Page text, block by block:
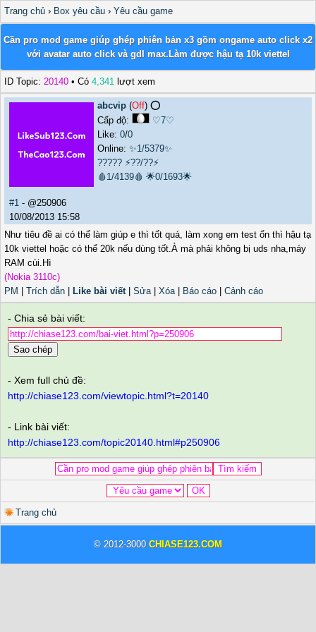
Trang chủ › Box yêu cầu › Yêu cầu game
Cần pro mod game giúp ghép phiên bản x3 gồm ongame auto click x2
với avatar auto click và gdl max.Làm được hậu tạ 10k viettel
ID Topic: 20140 • Có 4,341 lượt xem
abcvip (Off) ⭕️
Cấp độ:
♡7♡
Like: 0/0
Online: ✨1/5379✨
????? ⚡??/??⚡
🩸1/4139🩸 🌟0/1693🌟
#1 - @250906
10/08/2013 15:58
Như tiêu đề ai có thể làm giúp e thì tốt quá, làm xong em test ổn thì hậu tạ
10k viettel hoặc có thể 20k nếu dùng tốt.À mà phải không bị uds nha,máy
RAM cùi.Hì
(Nokia 3110c)
PM
Trích dẫn Like bài viết| Sửa| Xóa| Báo cáo Cảnh cáo
- Chia sẻ bài viết:
Sao chép
- Xem full chủ đề:
http://chiase123.com/viewtopic.html?t=20140
- Link bài viết:
http://chiase123.com/topic20140.html#p250906
Trang chủ
© 2012-3000 CHIASE123.COM